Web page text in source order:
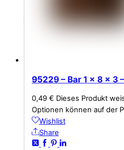
95229 – Bar 1 x 8 x 3
0,49 € Dieses Produkt
Optionen können auf der
Wishlist
Share